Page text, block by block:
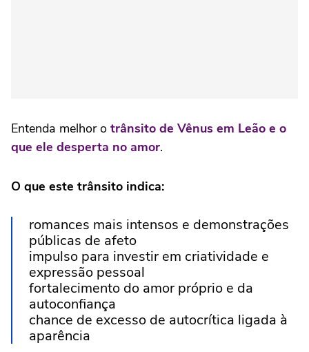
Entenda melhor o trânsito de Vênus em Leão e o
que ele desperta no amor.
O que este trânsito indica:
romances mais intensos e demonstrações
públicas de afeto
impulso para investir em criatividade e
expressão pessoal
fortalecimento do amor próprio e da
autoconfiança
chance de excesso de autocrítica ligada à
aparência